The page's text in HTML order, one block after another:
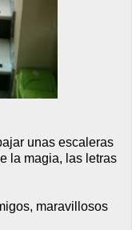
unas escaleras
la magia, las letras
maravillosos